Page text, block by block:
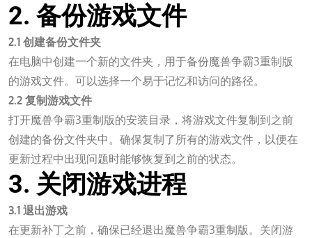
2. 备份游戏文件
2.1 创建备份文件夹
在电脑中创建一个新的文件夹，用于备份魔兽争霸3重制版
的游戏文件。可以选择一个易于记忆和访问的路径。
2.2 复制游戏文件
打开魔兽争霸3重制版的安装目录，将游戏文件复制到之前
创建的备份文件夹中。确保复制了所有的游戏文件，以便在
更新过程中出现问题时能够恢复到之前的状态。
3. 关闭游戏进程
3.1 退出游戏
在更新补丁之前，确保已经退出魔兽争霸3重制版。关闭游